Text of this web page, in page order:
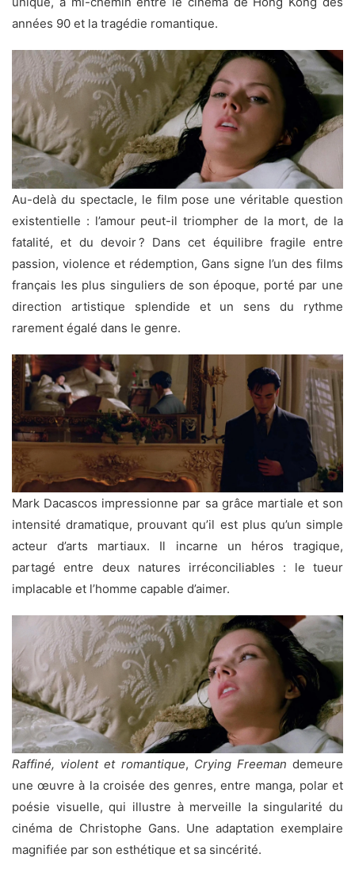
années 90 et la tragédie romantique.
Au-delà du spectacle, le film pose une véritable question
existentielle : l’amour peut-il triompher de la mort, de la
fatalité, et du devoir ? Dans cet équilibre fragile entre
passion, violence et rédemption, Gans signe l’un des films
français les plus singuliers de son époque, porté par une
direction artistique splendide et un sens du rythme
rarement égalé dans le genre.
Mark Dacascos impressionne par sa grâce martiale et son
intensité dramatique, prouvant qu’il est plus qu’un simple
acteur d’arts martiaux. Il incarne un héros tragique,
partagé entre deux natures irréconciliables : le tueur
implacable et l’homme capable d’aimer.
Raffiné, violent et romantique, Crying Freeman demeure
une œuvre à la croisée des genres, entre manga, polar et
poésie visuelle, qui illustre à merveille la singularité du
cinéma de Christophe Gans. Une adaptation exemplaire
magnifiée par son esthétique et sa sincérité.